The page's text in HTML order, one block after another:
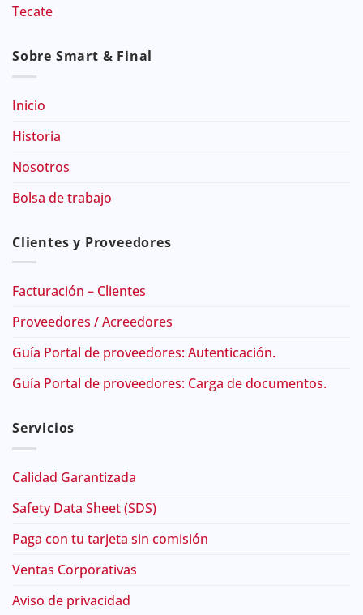
Tecate
Sobre Smart & Final
Inicio
Historia
Nosotros
Bolsa de trabajo
Clientes y Proveedores
Facturación – Clientes
Proveedores / Acreedores
Guía Portal de proveedores: Autenticación.
Guía Portal de proveedores: Carga de documentos.
Servicios
Calidad Garantizada
Safety Data Sheet (SDS)
Paga con tu tarjeta sin comisión
Ventas Corporativas
Aviso de privacidad